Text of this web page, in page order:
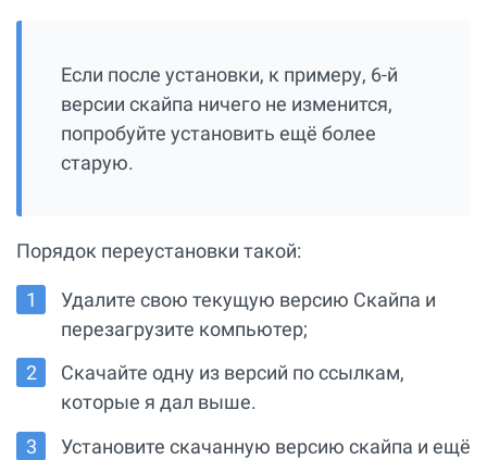
Если после установки, к примеру, 6-й
версии скайпа ничего не изменится,
попробуйте установить ещё более
старую.
Порядок переустановки такой:
Удалите свою текущую версию Скайпа и
перезагрузите компьютер;
Скачайте одну из версий по ссылкам,
которые я дал выше.
Установите скачанную версию скайпа и ещё